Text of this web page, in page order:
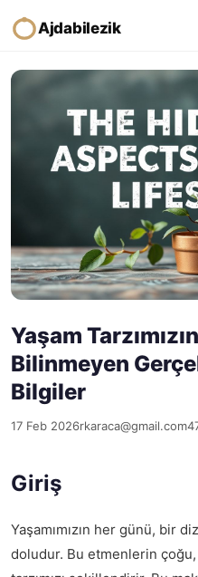
Ajdabilezik
Yaşam
Bilinmeyen
Bilgiler
17 Feb 2026rkaraca@gmail.com
Giriş
Yaşamımızın her günü, bir
doludur. Bu etmenlerin